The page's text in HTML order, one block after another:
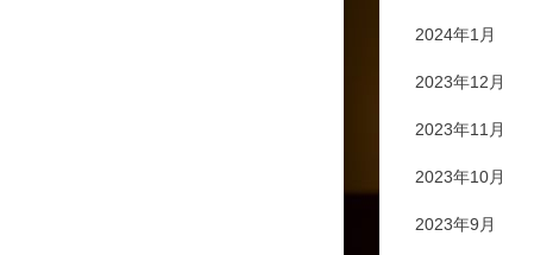
2024年1月
2023年12月
2023年11月
2023年10月
2023年9月